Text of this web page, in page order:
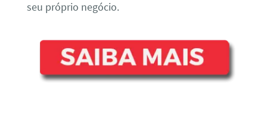
seu próprio negócio.